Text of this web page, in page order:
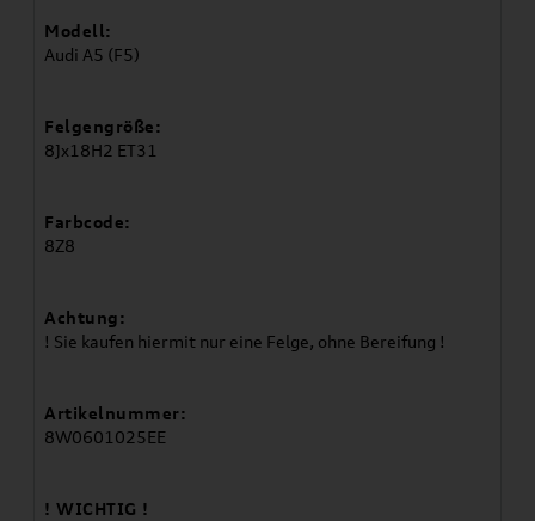
Modell:
Audi A5 (F5)
Felgengröße:
8Jx18H2 ET31
Farbcode:
8Z8
Achtung:
! Sie kaufen hiermit nur eine Felge, ohne Bereifung !
Artikelnummer:
8W0601025EE
! WICHTIG !